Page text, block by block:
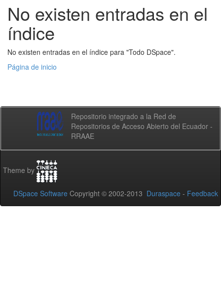
No existen entradas en el
índice
No existen entradas en el índice para "Todo DSpace".
Página de inicio
Repositorio integrado a la Red de
Repositorios de Acceso Abierto del Ecuador -
RRAAE
Theme by
DSpace Software Copyright © 2002-2013 Duraspace - Feedback